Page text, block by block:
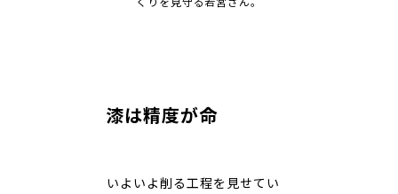
漆は精度が命
――いよいよ削る工程を見せてい